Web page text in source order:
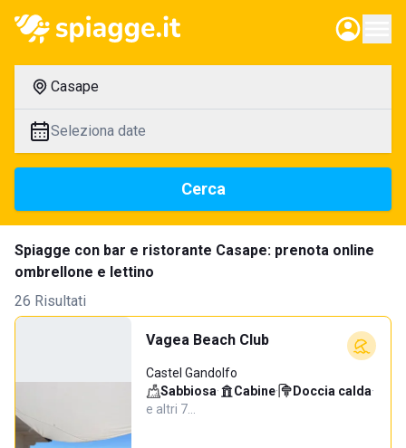
Casape
Seleziona date
Cerca
Spiagge con bar e ristorante Casape: prenota online
ombrellone e lettino
26 Risultati
Vagea Beach Club
Castel Gandolfo
Sabbiosa· Cabine· Doccia calda·
e altri 7…